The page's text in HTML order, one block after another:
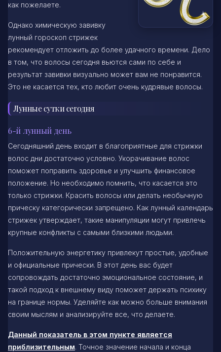
как пожелаете.
Однако химическую завивку
лунный гороскоп стрижек
рекомендует отложить до более удачного времени. Дело
в том, что волосы сегодня вьются сами по себе и
результат завивки визуально может вам не понравится.
Это не касается тех, кто любит очень кудрявые волосы.
Лунные сутки сегодня
6-й лунный день
Сегодняшний день входит в благоприятные для стрижки
волос дни достаточно условно. Укорачивание волос
поможет поправить здоровье и улучшить финансовое
положение. Но необходимо помнить, что касается это
только стрижки. Красить волосы или делать необычную
прическу категорически запрещено. Как лунный календарь
стрижек утверждает, такие манипуляции могут привлечь
крупные конфликты с самыми близкими людьми.
Положительную энергетику привлекут простые, удобные
и официальные прически. В этот день вас будет
сопровождать достаточно эмоциональное состояние, и
такой подход к внешнему виду поможет держать психику
на границе нормы. Уделяйте как можно больше внимания
своим мыслям и анализируйте все, что делаете.
Данный показатель в этом пункте является
приблизительным. Точное значение начала и конца